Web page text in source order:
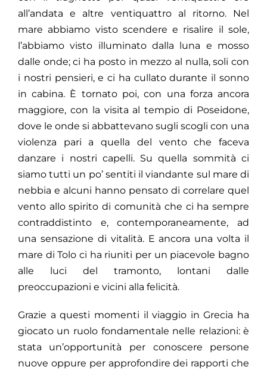
all’andata e altre ventiquattro al ritorno. Nel
mare abbiamo visto scendere e risalire il sole,
l’abbiamo visto illuminato dalla luna e mosso
dalle onde; ci ha posto in mezzo al nulla, soli con
i nostri pensieri, e ci ha cullato durante il sonno
in cabina. È tornato poi, con una forza ancora
maggiore, con la visita al tempio di Poseidone,
dove le onde si abbattevano sugli scogli con una
violenza pari a quella del vento che faceva
danzare i nostri capelli. Su quella sommità ci
siamo tutti un po’ sentiti il viandante sul mare di
nebbia e alcuni hanno pensato di correlare quel
vento allo spirito di comunità che ci ha sempre
contraddistinto e, contemporaneamente, ad
una sensazione di vitalità. E ancora una volta il
mare di Tolo ci ha riuniti per un piacevole bagno
alle luci del tramonto, lontani dalle
preoccupazioni e vicini alla felicità.
Grazie a questi momenti il viaggio in Grecia ha
giocato un ruolo fondamentale nelle relazioni: è
stata un’opportunità per conoscere persone
nuove oppure per approfondire dei rapporti che